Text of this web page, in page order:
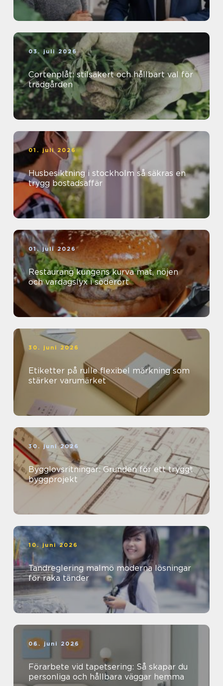
03. juli 2026
Cortenplåt: stilsäkert och hållbart val för
trädgården
01. juli 2026
Husbesiktning i stockholm så säkras en
trygg bostadsaffär
01. juli 2026
Restaurang kungens kurva mat, nöjen
och vardagslyx i söderort
30. juni 2026
Etiketter på rulle flexibel märkning som
stärker varumärket
30. juni 2026
Bygglovsritningar: Grunden för ett tryggt
byggprojekt
10. juni 2026
Tandreglering malmö moderna lösningar
för raka tänder
06. juni 2026
Förarbete vid tapetsering: Så skapar du
personliga och hållbara väggar hemma